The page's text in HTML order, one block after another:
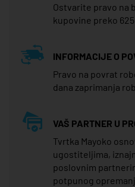
Ostvarite pravo na
kupovine preko
INFORMACIJE O
Pravo na povrat
dana zaprimanja
VAŠ PARTNER U
Tvrtka Mayoko
ugostiteljima,
poslovnim
potpunog